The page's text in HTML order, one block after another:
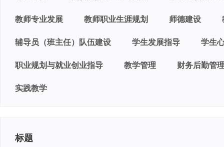
教师专业发展 教师职业生涯规划 师德建设
辅导员（班主任）队伍建设 学生发展指导 学生
职业规划与就业创业指导 教学管理 财务后勤管
实践教学
标题